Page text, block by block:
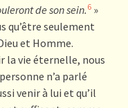
de son sein. 6 »
qu’être seulement
et Homme.
la vie éternelle, nous
n’a parlé
venir à lui et qu’il